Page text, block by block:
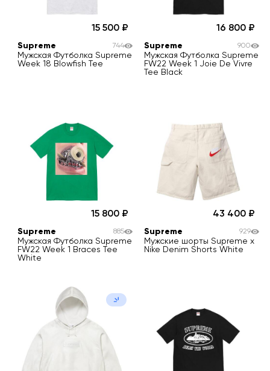
15 500
Supreme
Мужская Футболка Supreme
Week 18 Blowfish Tee
744
16 800
Supreme
Мужская Футболка Supreme
FW22 Week 1 Joie De Vivre
Tee Black
900
15 800
Supreme
Мужская Футболка Supreme
FW22 Week 1 Braces Tee
White
885
43 400
Supreme
Мужские шорты Supreme x
Nike Denim Shorts White
929